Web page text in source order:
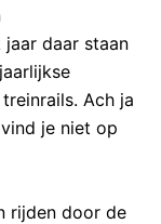
daar staan
Ach ja
je niet op
rijden door de